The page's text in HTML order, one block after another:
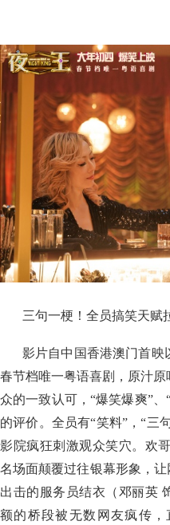
三句一梗！全员搞笑天赋
影片自中国香港澳门首映
春节档唯一粤语喜剧，原汁
众的一致认可，“爆笑爆爽”
的评价。全员有“笑料”，“三
影院疯狂刺激观众笑穴。欢
名场面颠覆过往银幕形象，
出击的服务员结衣（邓丽英
额的桥段被无数网友疯传